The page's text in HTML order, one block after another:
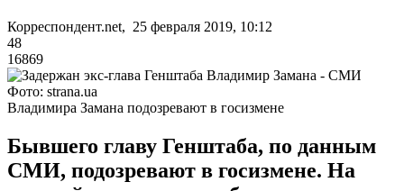
Корреспондент.net, 25 февраля 2019, 10:12
48
16869
Фото: strana.ua
Владимира Замана подозревают в госизмене
Бывшего главу Генштаба, по данным
СМИ, подозревают в госизмене. На